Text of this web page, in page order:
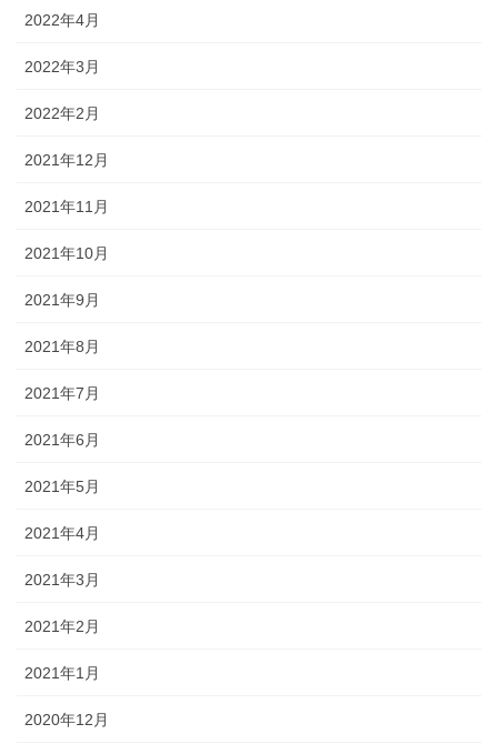
2022年4月
2022年3月
2022年2月
2021年12月
2021年11月
2021年10月
2021年9月
2021年8月
2021年7月
2021年6月
2021年5月
2021年4月
2021年3月
2021年2月
2021年1月
2020年12月